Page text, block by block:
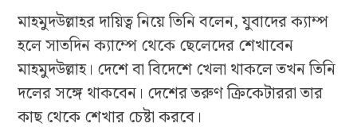
মাহমুদউল্লাহর দায়িত্ব নিয়ে তিনি বলেন, যুবাদের ক্যাম্প
হলে সাতদিন ক্যাম্পে থেকে ছেলেদের শেখাবেন
মাহমুদউল্লাহ। দেশে বা বিদেশে খেলা থাকলে তখন তিনি
দলের সঙ্গে থাকবেন। দেশের তরুণ ক্রিকেটাররা তার
কাছ থেকে শেখার চেষ্টা করবে।